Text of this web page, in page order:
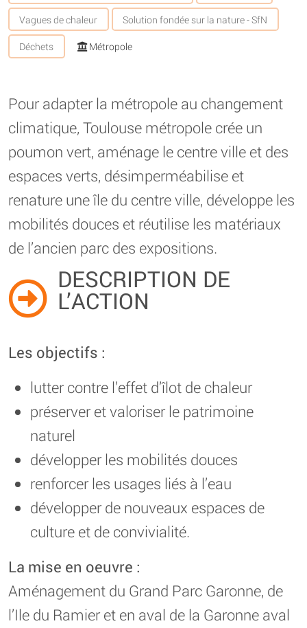
Vagues de chaleur Solution fondée sur la nature - SfN
Déchets Métropole
Pour adapter la métropole au changement
climatique, Toulouse métropole crée un
poumon vert, aménage le centre ville et des
espaces verts, désimperméabilise et
renature une île du centre ville, développe les
mobilités douces et réutilise les matériaux
de l’ancien parc des expositions.
DESCRIPTION DE
L’ACTION
Les objectifs :
lutter contre l’effet d’îlot de chaleur
préserver et valoriser le patrimoine
naturel
développer les mobilités douces
renforcer les usages liés à l’eau
développer de nouveaux espaces de
culture et de convivialité.
La mise en oeuvre :
Aménagement du Grand Parc Garonne, de
l’Ile du Ramier et en aval de la Garonne aval